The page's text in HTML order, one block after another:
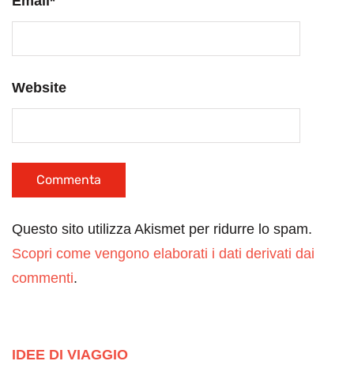
Website
Questo sito utilizza Akismet per ridurre lo spam.
Scopri come vengono elaborati i dati derivati dai
commenti.
IDEE DI VIAGGIO